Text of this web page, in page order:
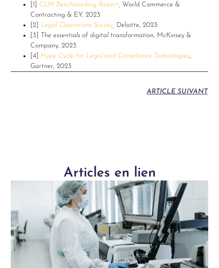
[1] CLM Benchmarking Report ,World Commerce &
Contracting & EY, 2023
[2] Legal Operations Survey, Deloitte, 2023
[3] The essentials of digital transformation, McKinsey &
Company, 2023
[4] Hype Cycle for Legal and Compliance Technologies,
Gartner, 2023
ARTICLE SUIVANT
Articles en lien